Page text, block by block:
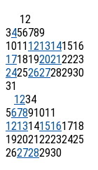
12
3456789
10111213141516
17181920212223
24252627282930
31
1234
567891011
12131415161718
19202122232425
2627282930